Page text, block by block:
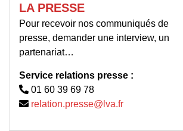
LA PRESSE
Pour recevoir nos communiqués de
presse, demander une interview, un
partenariat…
Service relations presse :
01 60 39 69 78
relation.presse@lva.fr